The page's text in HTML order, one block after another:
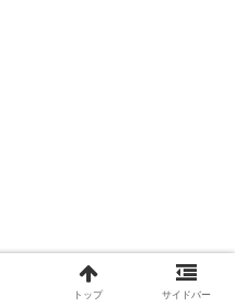
シップフェスティバルに
トップ サイドバー